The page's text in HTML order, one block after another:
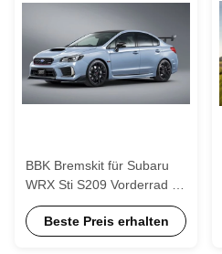
BBK Bremskit für Subaru
WRX Sti S209 Vorderrad 17
Zoll 18 Zoll 4 Kolben mit
34532mm 355*32mm
Beste Preis erhalten